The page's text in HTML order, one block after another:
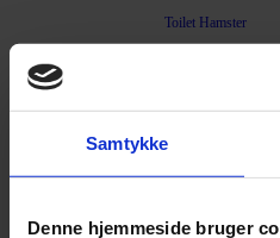
Samtykke
Denne hjemmeside bruger
Toilet Hamster
Bure
Kaninbur